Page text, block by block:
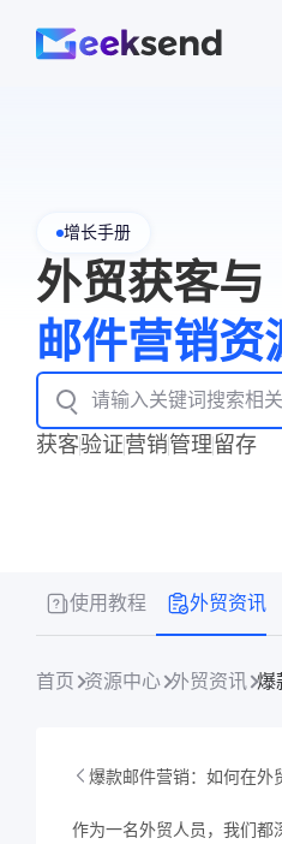
增长手册
外贸获客与
邮件营销资
获客验证营销管理留存
使用教程 外贸资讯
首页 资源中心 外贸资讯 爆
爆款邮件营销：如何在外
作为一名外贸人员，我们都